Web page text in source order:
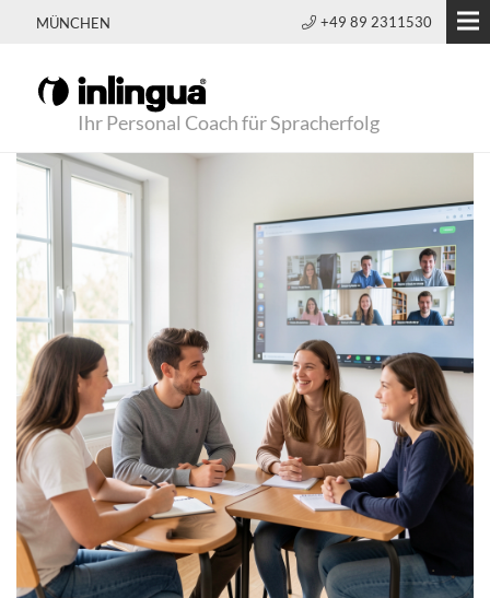
MÜNCHEN +49 89 2311530
Ihr Personal Coach für Spracherfolg